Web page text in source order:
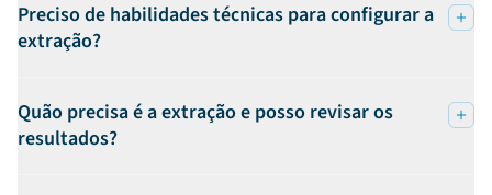
Preciso de habilidades técnicas para configurar a
extração?
Quão precisa é a extração e posso revisar os
resultados?